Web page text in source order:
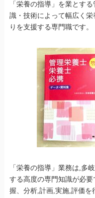
「栄養の指導」を業とす
識・技術によって幅広く
りを支援する専門職です。
「栄養の指導」業務は,多
する高度の専門知識が必
握、分析,計画,実施,評価を